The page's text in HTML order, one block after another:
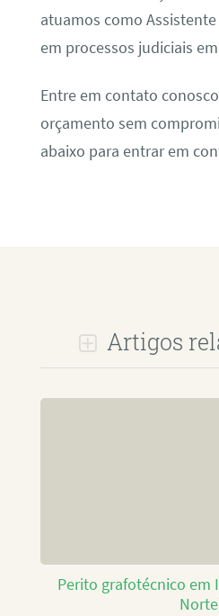
atuamos como
em processos judiciais
Entre em contato
orçamento sem
abaixo para entrar em
Artigos
Perito grafotécnico em